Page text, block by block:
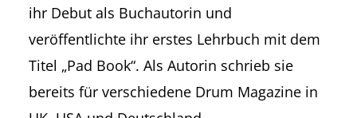
ihr Debut als Buchautorin und
veröffentlichte ihr erstes Lehrbuch mit dem
Titel „Pad Book“. Als Autorin schrieb sie
bereits für verschiedene Drum Magazine in